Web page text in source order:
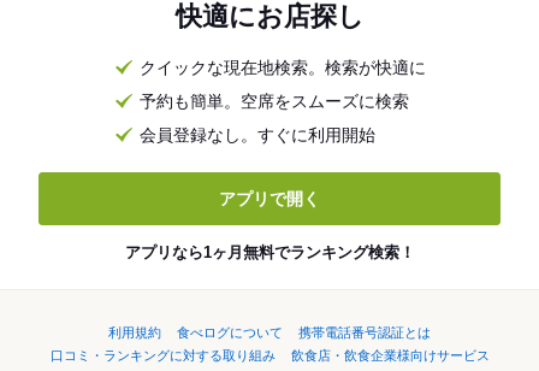
快適にお店探し
クイックな現在地検索。検索が快適に
予約も簡単。空席をスムーズに検索
会員登録なし。すぐに利用開始
アプリで開く
アプリなら1ヶ月無料でランキング検索！
利用規約 食べログについて
携帯電話番号認証とは
口コミ・ランキングに対する取り組み
飲食店・飲食企業様向けサービス